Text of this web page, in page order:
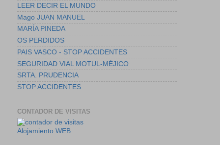
LEER DECIR EL MUNDO
Mago JUAN MANUEL
MARÍA PINEDA
OS PERDIDOS
PAIS VASCO - STOP ACCIDENTES
SEGURIDAD VIAL MOTUL-MÉJICO
SRTA. PRUDENCIA
STOP ACCIDENTES
CONTADOR DE VISITAS
Alojamiento WEB